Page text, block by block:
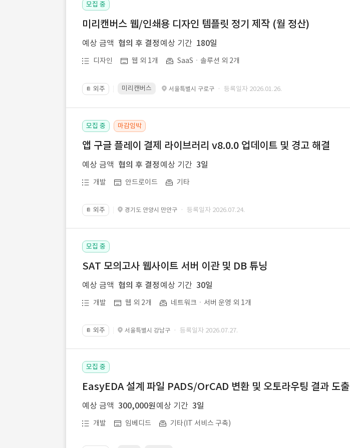
모집 중
미리캔버스 웹/인쇄용 디자인 템플릿 정기 제작 (월 정산)
예상 금액 협의 후 결정 예상 기간 180일
디자인 웹 외 1개 SaaSㆍ솔루션 외 2개
📔 외주 미리캔버스 서울특별시 구로구 · 등록일자 2026.01.26.
모집 중 마감임박
앱 구글 플레이 결제 라이브러리 v8.0.0 업데이트 및 경고 해결
예상 금액 협의 후 결정 예상 기간 3일
개발 안드로이드 기타
📔 외주 경기도 안양시 만안구 · 등록일자 2026.07.24.
모집 중
SAT 모의고사 웹사이트 서버 이관 및 DB 튜닝
예상 금액 협의 후 결정 예상 기간 30일
개발 웹 외 2개 네트워크ㆍ서버 운영 외 1개
📔 외주 서울특별시 강남구 · 등록일자 2026.07.27.
모집 중
EasyEDA 설계 파일 PADS/OrCAD 변환 및 오토라우팅 결과 도출
예상 금액 300,000원 예상 기간 3일
개발 임베디드 기타(IT 서비스 구축)